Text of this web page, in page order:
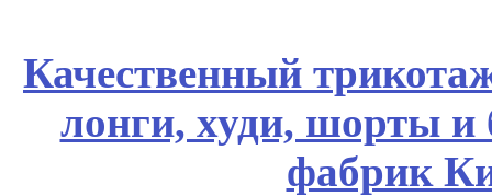
Качественный
лонги, худи, шорты
фабрик